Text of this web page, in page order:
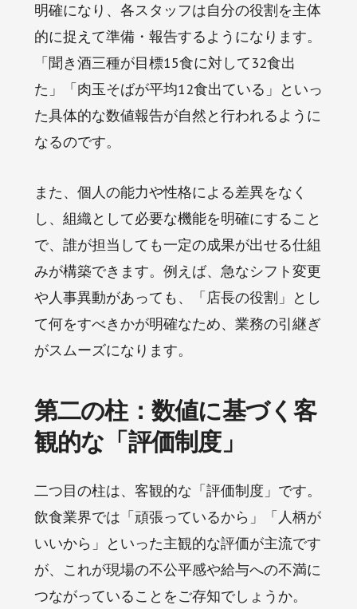
明確になり、各スタッフは自分の役割を主体
的に捉えて準備・報告するようになります。
「聞き酒三種が目標15食に対して32食出
た」「肉玉そばが平均12食出ている」といっ
た具体的な数値報告が自然と行われるように
なるのです。
また、個人の能力や性格による差異をなく
し、組織として必要な機能を明確にすること
で、誰が担当しても一定の成果が出せる仕組
みが構築できます。例えば、急なシフト変更
や人事異動があっても、「店長の役割」とし
て何をすべきかが明確なため、業務の引継ぎ
がスムーズになります。
第二の柱：数値に基づく客
観的な「評価制度」
二つ目の柱は、客観的な「評価制度」です。
飲食業界では「頑張っているから」「人柄が
いいから」といった主観的な評価が主流です
が、これが現場の不公平感や給与への不満に
つながっていることをご存知でしょうか。